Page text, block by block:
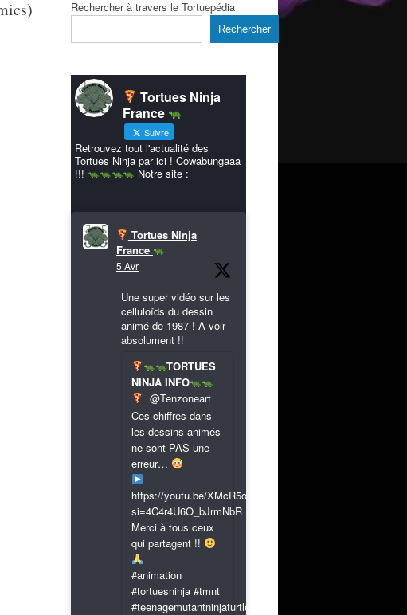
Rechercher à travers le Tortuepédia
Rechercher
Tortues Ninja
France
Suivre
Retrouvez tout l'actualité des
Tortues Ninja par ici ! Cowabungaaa
!!!
Notre site :
Tortues Ninja
France
5 Avr
Une super vidéo sur les
celluloïds du dessin
animé de 1987 ! A voir
absolument !!
TORTUES
NINJA INFO
@Tenzoneart
Ces chiffres dans
les dessins animés
ne sont PAS une
erreur…
https://youtu.be/XMcR5or9N8A?
si=4C4r4U6O_bJrmNbR
Merci à tous ceux
qui partagent !!
#animation
#tortuesninja #tmnt
#teenagemutantninjaturtles